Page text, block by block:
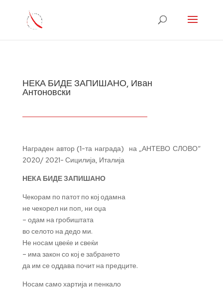
НЕКА БИДЕ ЗАПИШАНО, Иван
Антоновски
Награден автор (1-та награда) на „АНТЕВО СЛОВО“
2020/ 2021- Сицилија, Италија
НЕКА БИДЕ ЗАПИШАНО
Чекорам по патот по кој одамна
не чекорел ни поп, ни оџа
– одам на гробиштата
во селото на дедо ми.
Не носам цвеќе и свеќи
– има закон со кој е забрането
да им се оддава почит на предците.
Носам само хартија и пенкало